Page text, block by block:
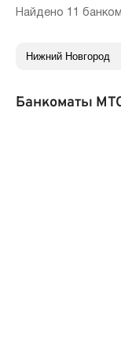
Найдено 11
Банкоматы